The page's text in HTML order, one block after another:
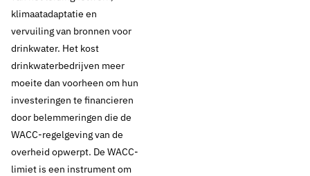
klimaatadaptatie en
vervuiling van bronnen voor
drinkwater. Het kost
drinkwaterbedrijven meer
moeite dan voorheen om hun
investeringen te financieren
door belemmeringen die de
WACC-regelgeving van de
overheid opwerpt. De WACC-
limiet is een instrument om